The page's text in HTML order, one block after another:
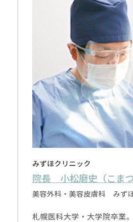
みずほクリニック
院長 小松磨史（こまつ
美容外科・美容皮膚科 みず
札幌医科大学・大学院卒業